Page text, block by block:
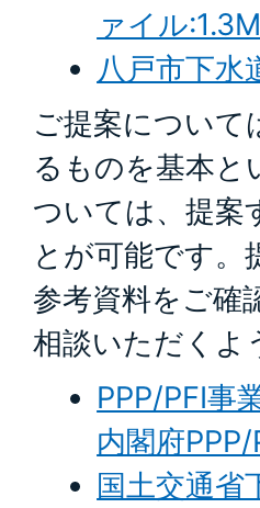
ァイル
八戸市下水
ご提案について
るものを基本と
ついては、提案
とが可能です。
参考資料をご確
相談いただくよ
PPP/PFI事
内閣府PPP/
国土交通省